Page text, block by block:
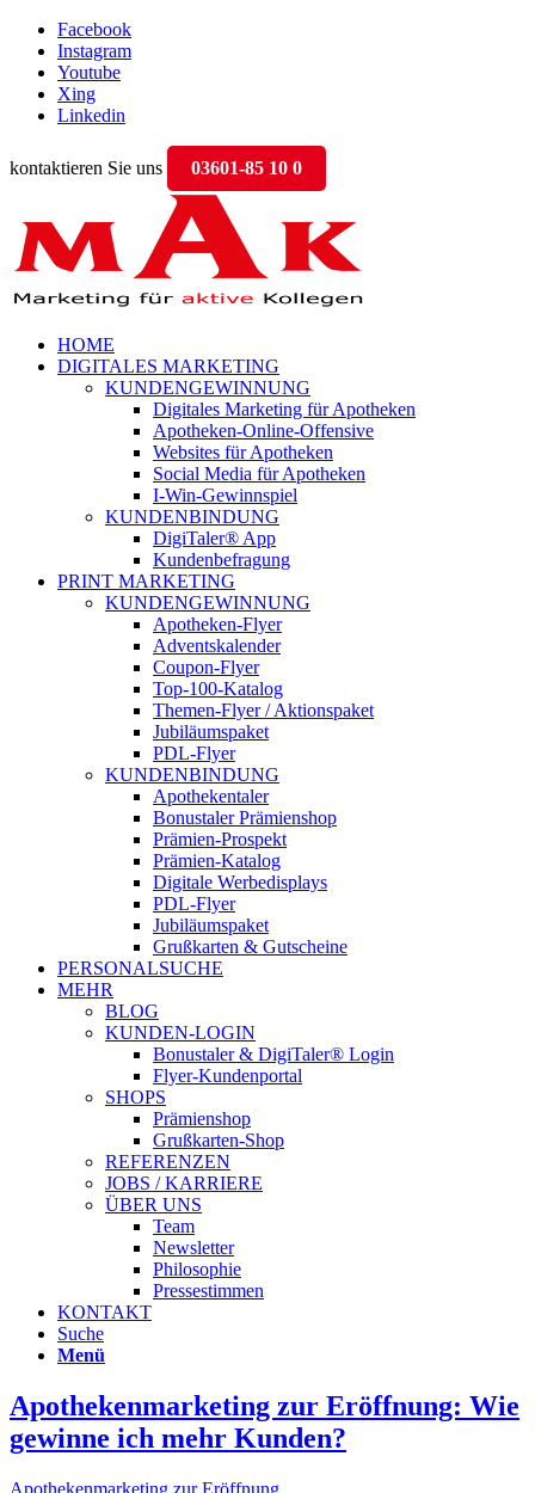
Facebook
Instagram
Youtube
Xing
Linkedin
kontaktieren Sie uns 03601-85 10 0
HOME
DIGITALES MARKETING
KUNDENGEWINNUNG
Digitales Marketing für Apotheken
Apotheken-Online-Offensive
Websites für Apotheken
Social Media für Apotheken
I-Win-Gewinnspiel
KUNDENBINDUNG
DigiTaler® App
Kundenbefragung
PRINT MARKETING
KUNDENGEWINNUNG
Apotheken-Flyer
Adventskalender
Coupon-Flyer
Top-100-Katalog
Themen-Flyer / Aktionspaket
Jubiläumspaket
PDL-Flyer
KUNDENBINDUNG
Apothekentaler
Bonustaler Prämienshop
Prämien-Prospekt
Prämien-Katalog
Digitale Werbedisplays
PDL-Flyer
Jubiläumspaket
Grußkarten & Gutscheine
PERSONALSUCHE
MEHR
BLOG
KUNDEN-LOGIN
Bonustaler & DigiTaler® Login
Flyer-Kundenportal
SHOPS
Prämienshop
Grußkarten-Shop
REFERENZEN
JOBS / KARRIERE
ÜBER UNS
Team
Newsletter
Philosophie
Pressestimmen
KONTAKT
Suche
Menü
Apothekenmarketing zur Eröffnung: Wie
gewinne ich mehr Kunden?
Apothekenmarketing zur Eröffnung